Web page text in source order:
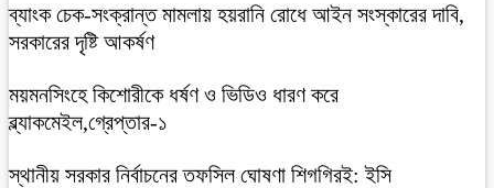
ব্যাংক চেক-সংক্রান্ত মামলায় হয়রানি রোধে আইন সংস্কারের দাবি,
সরকারের দৃষ্টি আকর্ষণ
ময়মনসিংহে কিশোরীকে ধর্ষণ ও ভিডিও ধারণ করে
ব্ল্যাকমেইল,গ্রেপ্তার-১
স্থানীয় সরকার নির্বাচনের তফসিল ঘোষণা শিগগিরই: ইসি